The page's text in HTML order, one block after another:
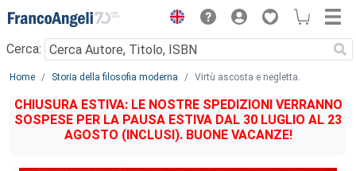
Menu
Cerca:
Main content
Home Storia della filosofia moderna Virtù ascosta e negletta.
CHIUSURA ESTIVA: LE NOSTRE SPEDIZIONI VERRANNO
SOSPESE PER LA PAUSA ESTIVA DAL 30 LUGLIO AL 23
AGOSTO (INCLUSI). BUONE VACANZE!